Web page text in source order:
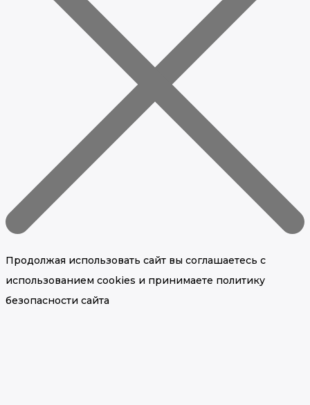
Продолжая использовать сайт вы соглашаетесь с
использованием cookies и принимаете политику
безопасности сайта